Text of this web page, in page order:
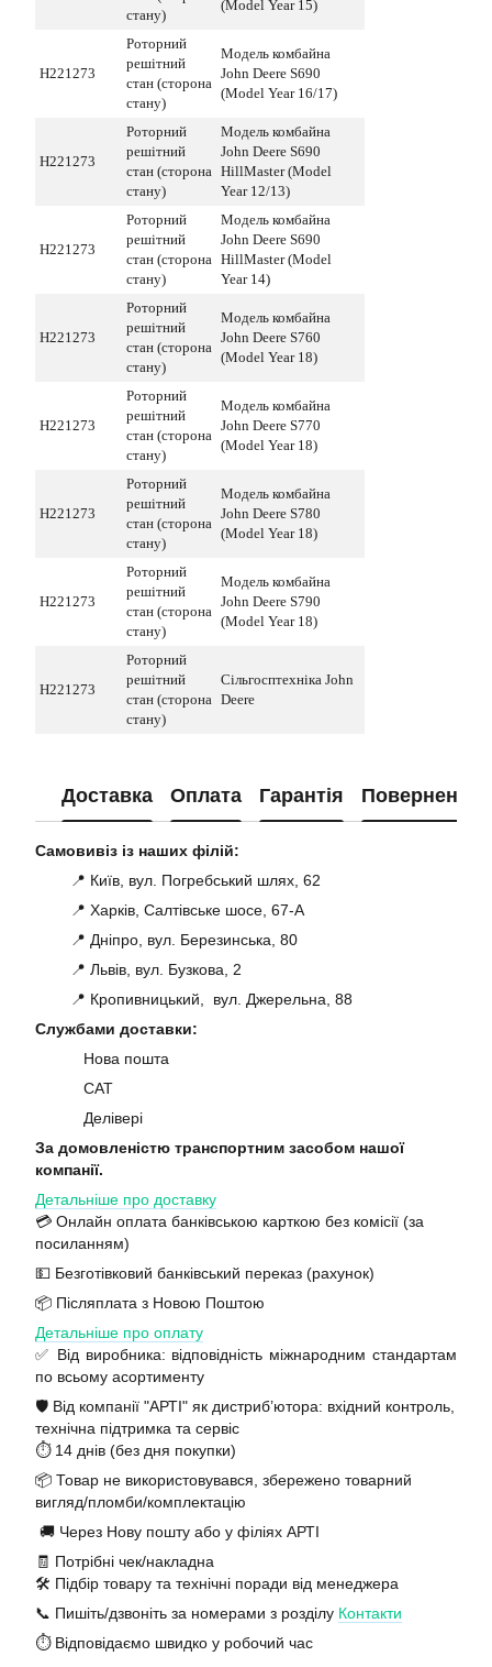
стану)
(Model Year 15)
H221273
Роторний
решітний
стан (сторона
стану)
Модель комбайна
John Deere S690
(Model Year 16/17)
H221273
Роторний
решітний
стан (сторона
стану)
Модель комбайна
John Deere S690
HillMaster (Model
Year 12/13)
H221273
Роторний
решітний
стан (сторона
стану)
Модель комбайна
John Deere S690
HillMaster (Model
Year 14)
H221273
Роторний
решітний
стан (сторона
стану)
Модель комбайна
John Deere S760
(Model Year 18)
H221273
Роторний
решітний
стан (сторона
стану)
Модель комбайна
John Deere S770
(Model Year 18)
H221273
Роторний
решітний
стан (сторона
стану)
Модель комбайна
John Deere S780
(Model Year 18)
H221273
Роторний
решітний
стан (сторона
стану)
Модель комбайна
John Deere S790
(Model Year 18)
H221273
Роторний
решітний
стан (сторона
стану)
Сільгосптехніка John
Deere
Доставка Оплата Гарантія Повернення
Самовивіз із наших філій:
📍 Київ, вул. Погребський шлях, 62
📍 Харків, Салтівське шосе, 67-А
📍 Дніпро, вул. Березинська, 80
📍 Львів, вул. Бузкова, 2
📍 Кропивницький, вул. Джерельна, 88
Службами доставки:
Нова пошта
САТ
Делівері
За домовленістю транспортним засобом нашої
компанії.
Детальніше про доставку
💳 Онлайн оплата банківською карткою без комісії (за
посиланням)
💵 Безготівковий банківський переказ (рахунок)
📦 Післяплата з Новою Поштою
Детальніше про оплату
✅ Від виробника: відповідність міжнародним стандартам
по всьому асортименту
🛡️ Від компанії "АРТІ" як дистриб’ютора: вхідний контроль,
технічна підтримка та сервіс
⏱️ 14 днів (без дня покупки)
📦 Товар не використовувався, збережено товарний
вигляд/пломби/комплектацію
🚚 Через Нову пошту або у філіях АРТІ
🧾 Потрібні чек/накладна
🛠️ Підбір товару та технічні поради від менеджера
📞 Пишіть/дзвоніть за номерами з розділу Контакти
⏱️ Відповідаємо швидко у робочий час